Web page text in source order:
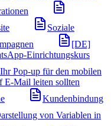
Soziale
[DE]
Einrichtungskurs
Pop-up für den mobilen
E-Mail leiten sollten
Kundenbindung
von Variablen in